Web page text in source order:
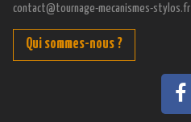
contact@tournage-mecanismes-stylos.fr
Qui sommes-nous ?